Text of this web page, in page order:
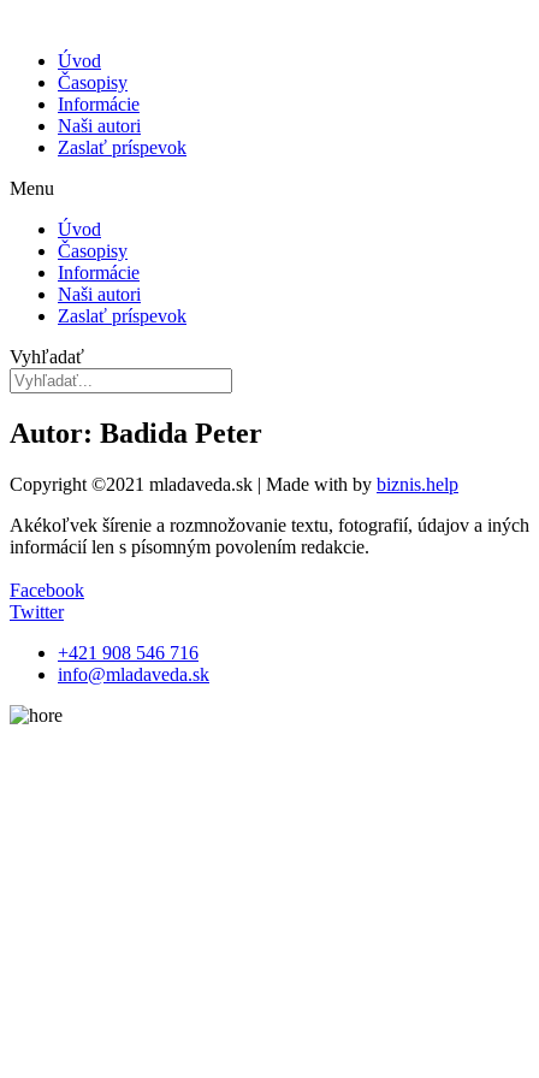
Úvod
Časopisy
Informácie
Naši autori
Zaslať príspevok
Menu
Úvod
Časopisy
Informácie
Naši autori
Zaslať príspevok
Vyhľadať
Autor: Badida Peter
Copyright ©2021 mladaveda.sk | Made with by biznis.help
Akékoľvek šírenie a rozmnožovanie textu, fotografií, údajov a iných
informácií len s písomným povolením redakcie.
Facebook
Twitter
+421 908 546 716
info@mladaveda.sk